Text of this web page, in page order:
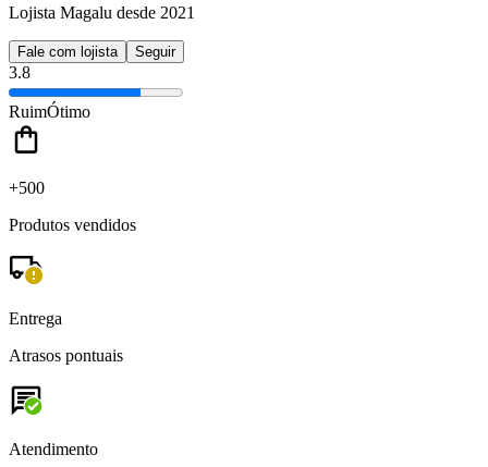
Lojista Magalu desde 2021
Fale com lojista Seguir
3.8
RuimÓtimo
+500
Produtos vendidos
Entrega
Atrasos pontuais
Atendimento